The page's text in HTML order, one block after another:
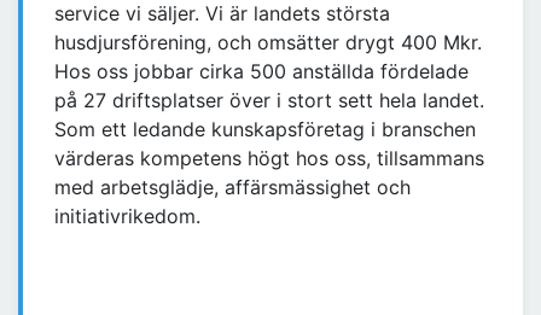
service vi säljer. Vi är landets största
husdjursförening, och omsätter drygt 400 Mkr.
Hos oss jobbar cirka 500 anställda fördelade
på 27 driftsplatser över i stort sett hela landet.
Som ett ledande kunskapsföretag i branschen
värderas kompetens högt hos oss, tillsammans
med arbetsglädje, affärsmässighet och
initiativrikedom.